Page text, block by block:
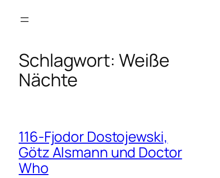
Inhalt
Schlagwort: Weiße
Nächte
116-Fjodor Dostojewski,
Götz Alsmann und Doctor
Who